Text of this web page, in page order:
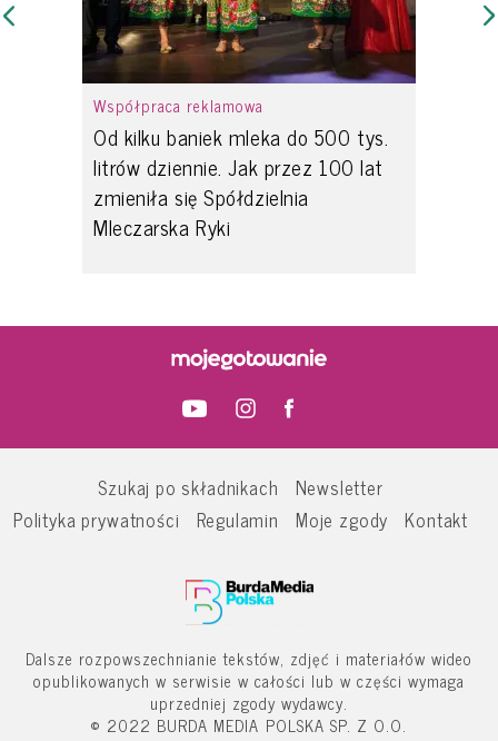
Współpraca reklamowa
Od kilku baniek mleka do 500 tys.
litrów dziennie. Jak przez 100 lat
zmieniła się Spółdzielnia
Mleczarska Ryki
Szukaj po składnikach
Newsletter
Polityka prywatności
Regulamin Moje zgody Kontakt
Dalsze rozpowszechnianie tekstów, zdjęć i materiałów wideo
opublikowanych w serwisie w całości lub w części wymaga
uprzedniej zgody wydawcy.
© 2022 BURDA MEDIA POLSKA SP. Z O.O.